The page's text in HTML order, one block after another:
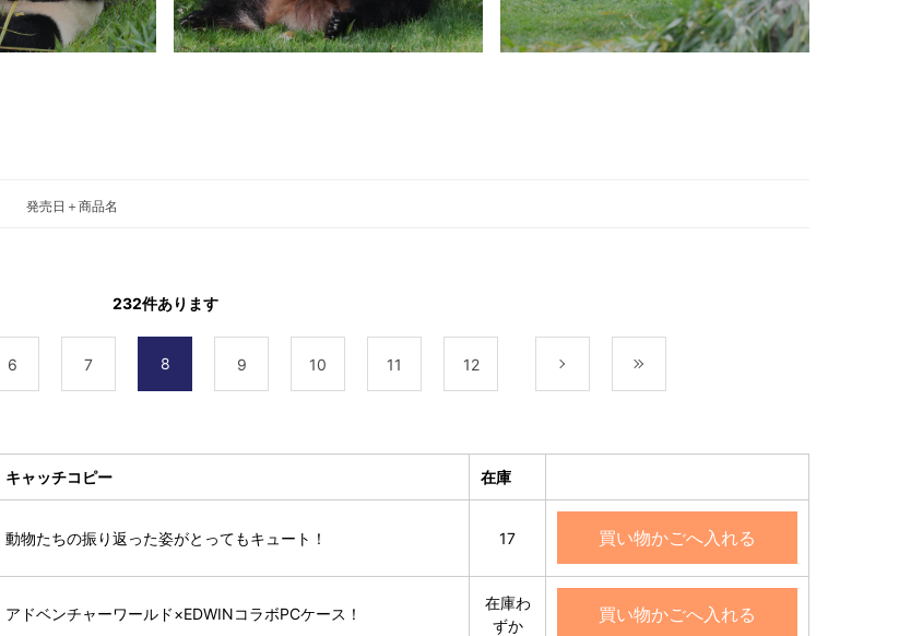
発売日＋商品名
232件あります
6 7 8 9 10 11 12
キャッチコピー 在庫
動物たちの振り返った姿がとってもキュート！ 17 買い物かごへ入れる
アドベンチャーワールド×EDWINコラボPCケース！
在庫わ
ずか
買い物かごへ入れる